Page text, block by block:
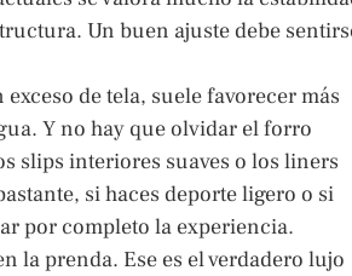
Un buen ajuste debe
de tela, suele favorecer más
Y no hay que olvidar el forro
slips interiores suaves o los liners
si haces deporte ligero o si
por completo la experiencia.
la prenda. Ese es el verdadero lujo